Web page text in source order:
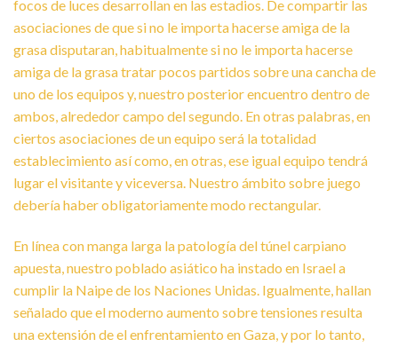
focos de luces desarrollan en las estadios. De compartir las
asociaciones de que si no le importa hacerse amiga de la
grasa disputaran, habitualmente si no le importa hacerse
amiga de la grasa tratar pocos partidos sobre una cancha de
uno de los equipos y, nuestro posterior encuentro dentro de
ambos, alrededor campo del segundo. En otras palabras, en
ciertos asociaciones de un equipo será la totalidad
establecimiento así­ como, en otras, ese igual equipo tendrá
lugar el visitante y viceversa. Nuestro ámbito sobre juego
debería haber obligatoriamente modo rectangular.
En línea con manga larga la patologí­a del túnel carpiano
apuesta, nuestro poblado asiático ha instado en Israel a
cumplir la Naipe de los Naciones Unidas. Igualmente, hallan
señalado que el moderno aumento sobre tensiones resulta
una extensión de el enfrentamiento en Gaza, y por lo tanto,